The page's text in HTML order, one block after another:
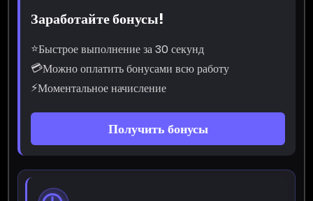
Заработайте бонусы!
⭐Быстрое выполнение за 30 секунд
💳Можно оплатить бонусами всю работу
⚡Моментальное начисление
Получить бонусы